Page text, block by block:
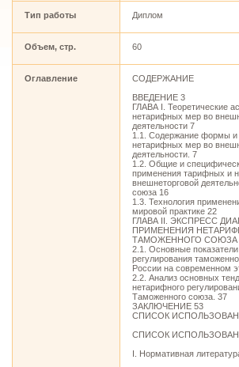
Тип работы Диплом
Объем, стр. 60
Оглавление
СОДЕРЖАНИЕ
ВВЕДЕНИЕ 3
ГЛАВА I. Теоретические
нетарифных мер во
деятельности 7
1.1. Содержание формы
нетарифных мер во
деятельности. 7
1.2. Общие и
применения тарифных и
внешнеторговой
союза 16
1.3. Технология
мировой практике 22
ГЛАВА II. ЭКСПРЕСС
ПРИМЕНЕНИЯ
ТАМОЖЕННОГО СОЮЗА
2.1. Основные
регулирования
России на современном
2.2. Анализ основных
нетарифного
Таможенного союза. 37
ЗАКЛЮЧЕНИЕ 53
СПИСОК
СПИСОК
I. Нормативная